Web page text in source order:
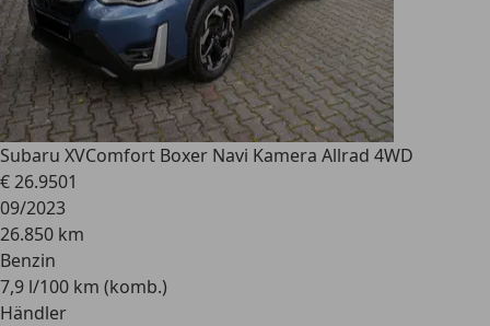
Subaru XVComfort Boxer Navi Kamera Allrad 4WD
€ 26.9501
09/2023
26.850 km
Benzin
7,9 l/100 km (komb.)
Händler